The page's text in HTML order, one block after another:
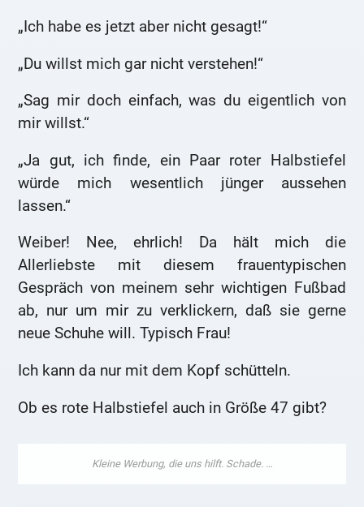
„Ich habe es jetzt aber nicht gesagt!“
„Du willst mich gar nicht verstehen!“
„Sag mir doch einfach, was du eigentlich von
mir willst.“
„Ja gut, ich finde, ein Paar roter Halbstiefel
würde mich wesentlich jünger aussehen
lassen.“
Weiber! Nee, ehrlich! Da hält mich die
Allerliebste mit diesem frauentypischen
Gespräch von meinem sehr wichtigen Fußbad
ab, nur um mir zu verklickern, daß sie gerne
neue Schuhe will. Typisch Frau!
Ich kann da nur mit dem Kopf schütteln.
Ob es rote Halbstiefel auch in Größe 47 gibt?